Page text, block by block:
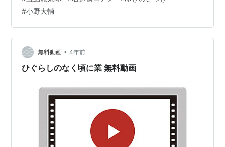
— 置鮎龍太郎 (@chikichikiko) 2024年9月14日 次回の放
送は…９月２１日（土）よる６時から【 大岡紅葉の甘い
罠（前編）】★Next Conan's HINT★ ≫≫≫≫ピザ
≪≪≪≪見逃し配信はTVerで‼https://t.co…
#小野大輔
無料動画 • 4年前
ひぐらしのなく頃に業 無料動画